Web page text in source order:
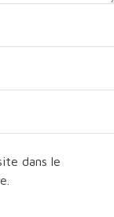
dans le